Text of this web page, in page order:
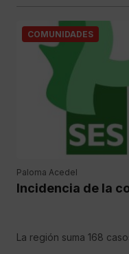
COMUNIDADES
Paloma Acedel
Incidencia de la
La región suma 168